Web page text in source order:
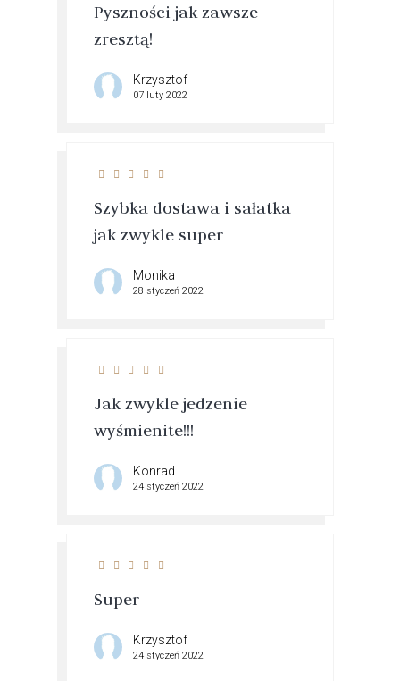
Pyszności jak zawsze
zresztą!
Krzysztof
07 luty 2022
Szybka dostawa i sałatka
jak zwykle super
Monika
28 styczeń 2022
Jak zwykle jedzenie
wyśmienite!!!
Konrad
24 styczeń 2022
Super
Krzysztof
24 styczeń 2022